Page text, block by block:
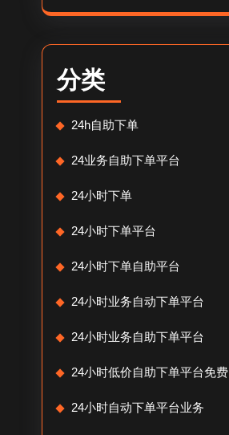
分类
24h自助下单
24业务自助下单平台
24小时下单
24小时下单平台
24小时下单自助平台
24小时业务自动下单平台
24小时业务自助下单平台
24小时低价自助下单平台免费
24小时自动下单平台业务